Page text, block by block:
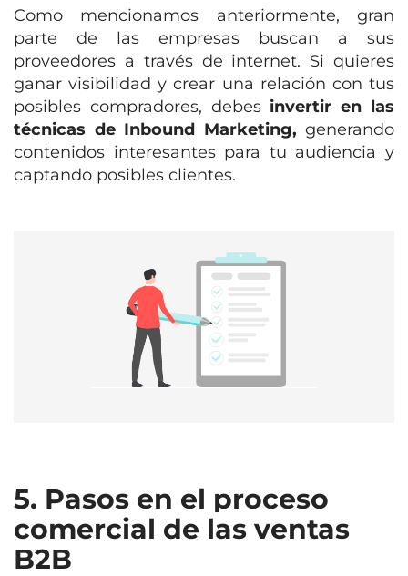
Como mencionamos anteriormente, gran
parte de las empresas buscan a sus
proveedores a través de internet. Si quieres
ganar visibilidad y crear una relación con tus
posibles compradores, debes invertir en las
técnicas de Inbound Marketing, generando
contenidos interesantes para tu audiencia y
captando posibles clientes.
5. Pasos en el proceso
comercial de las ventas
B2B